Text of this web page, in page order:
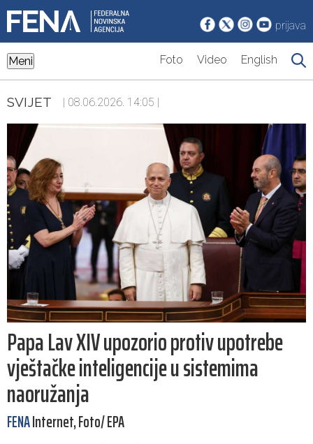
prijava
Meni Foto Video English
SVIJET | 08.06.2026. 14:05 |
Papa Lav XIV upozorio protiv upotrebe
vještačke inteligencije u sistemima
naoružanja
FENAInternet, Foto/ EPA